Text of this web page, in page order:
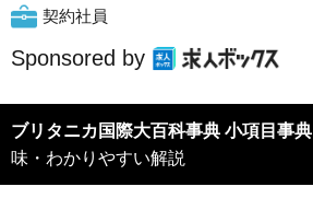
契約社員
Sponsored by
ブリタニカ国際大百科事典 小項目事典
味・わかりやすい解説